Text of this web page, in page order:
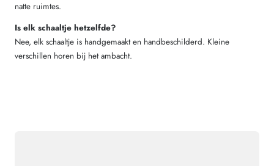
natte ruimtes.
Is elk schaaltje hetzelfde?
Nee, elk schaaltje is handgemaakt en handbeschilderd. Kleine
verschillen horen bij het ambacht.